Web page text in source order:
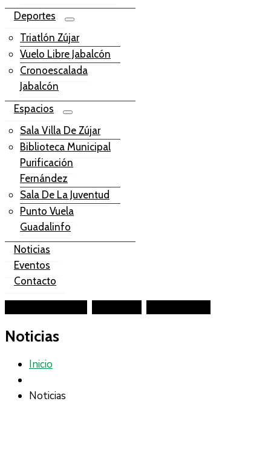
Deportes
Triatlón Zújar
Vuelo Libre Jabalcón
Cronoescalada
Jabalcón
Espacios
Sala Villa De Zújar
Biblioteca Municipal
Purificación
Fernández
Sala De La Juventud
Punto Vuela
Guadalinfo
Noticias
Eventos
Contacto
Noticias
Inicio
Noticias